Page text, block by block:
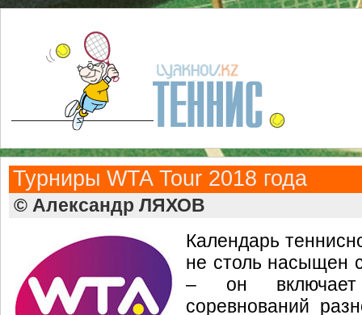
Турниры WTA Tour 2018 года
© Александр ЛЯХОВ
Календарь
не столь насыщен
– он включает
соревнований